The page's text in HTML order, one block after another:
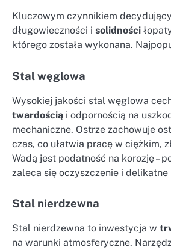
Kluczowym czynnikiem
długowieczności i solidności
którego została wykonana.
Stal węglowa
Wysokiej jakości stal węglowa
twardością i odpornością na
mechaniczne. Ostrze zachowuje
czas, co ułatwia pracę w ciężkim,
Wadą jest podatność na korozję –
zaleca się oczyszczenie i delikatne
Stal nierdzewna
Stal nierdzewna to inwestycja w
na warunki atmosferyczne.